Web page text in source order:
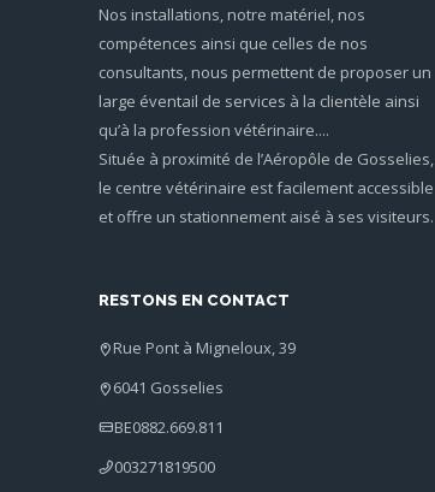
Nos installations, notre matériel, nos
compétences ainsi que celles de nos
consultants, nous permettent de proposer un
large éventail de services à la clientèle ainsi
qu’à la profession vétérinaire....
Située à proximité de l’Aéropôle de Gosselies,
le centre vétérinaire est facilement accessible
et offre un stationnement aisé à ses visiteurs.
RESTONS EN CONTACT
Rue Pont à Migneloux, 39
6041 Gosselies
BE0882.669.811
003271819500